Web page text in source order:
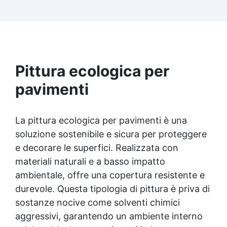
Pittura ecologica per
pavimenti
La pittura ecologica per pavimenti è una
soluzione sostenibile e sicura per proteggere
e decorare le superfici. Realizzata con
materiali naturali e a basso impatto
ambientale, offre una copertura resistente e
durevole. Questa tipologia di pittura è priva di
sostanze nocive come solventi chimici
aggressivi, garantendo un ambiente interno